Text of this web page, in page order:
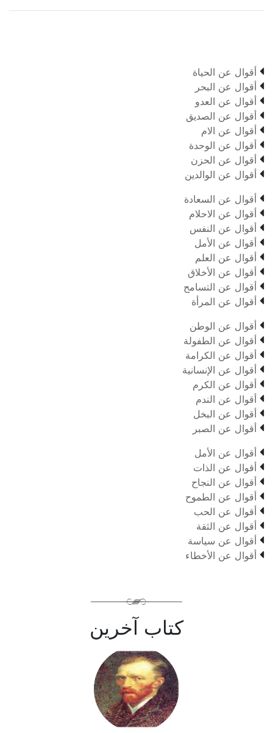
 أقوال عن الحياة
 أقوال عن البحر
 أقوال عن العدو
 أقوال عن الصديق
 أقوال عن الام
 أقوال عن الوحدة
 أقوال عن الحزن
 أقوال عن الوالدين
 أقوال عن السعادة
 أقوال عن الاحلام
 أقوال عن النفس
 أقوال عن الأمل
 أقوال عن العلم
 أقوال عن الأخلاق
 أقوال عن التسامح
 أقوال عن المرأة
 أقوال عن الوطن
 أقوال عن الطفولة
 أقوال عن الكرامة
 أقوال عن الإنسانية
 أقوال عن الكرم
 أقوال عن الندم
 أقوال عن البخل
 أقوال عن الصبر
 أقوال عن الأمل
 أقوال عن الذات
 أقوال عن النجاح
 أقوال عن الطموح
 أقوال عن الحب
 أقوال عن الثقة
 أقوال عن سياسة
 أقوال عن الأخطاء
كتاب آخرين